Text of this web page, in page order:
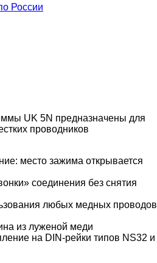
России
UK 5N предназначены для
проводников
место зажима открывается
соединения без снятия
любых медных проводов
из луженой меди
на DIN-рейки типов NS32 и